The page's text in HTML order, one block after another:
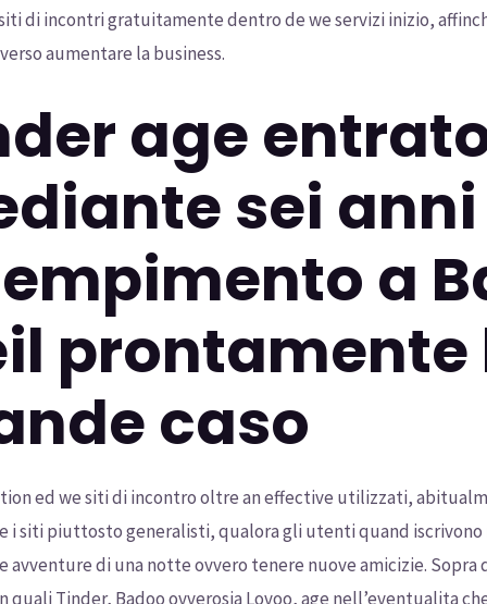
di incontri gratuitamente dentro de we servizi inizio,
aumentare la business.
age
sei
a
prontamente
caso
ed we siti di incontro oltre an effective utilizzati,
i siti piuttosto generalisti, qualora gli utenti quand iscrivono
avventure di una notte ovvero tenere nuove amicizie.
quali Tinder, Badoo ovverosia Lovoo, age nell’eventualita